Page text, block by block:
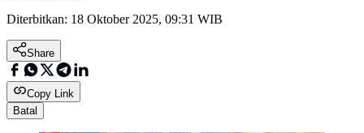
Diterbitkan: 18 Oktober 2025, 09:31 WIB
Share
Copy Link
Batal